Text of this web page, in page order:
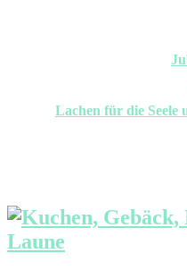
Lachen für die Seele